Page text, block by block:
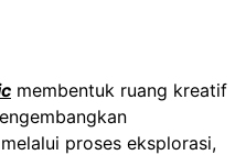
membentuk ruang kreatif
proses eksplorasi,